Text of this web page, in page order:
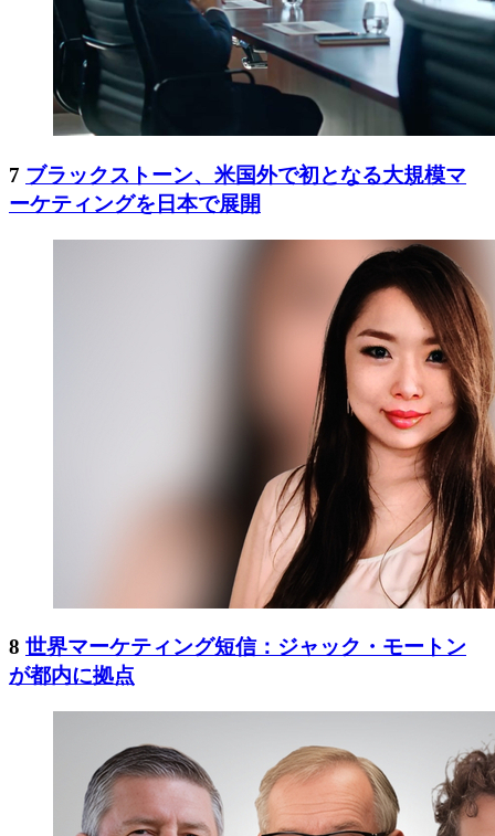
7 ブラックストーン、米国外で初となる大規模マ
ーケティングを日本で展開
8 世界マーケティング短信：ジャック・モートン
が都内に拠点